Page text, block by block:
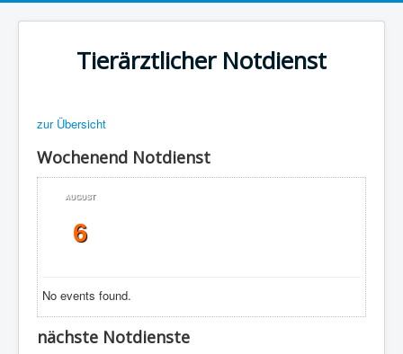
Tierärztlicher Notdienst
zur Übersicht
Wochenend Notdienst
AUGUST
6
No events found.
nächste Notdienste